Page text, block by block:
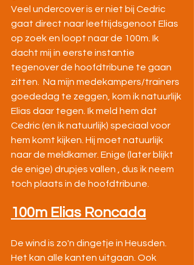
Veel undercover is er niet bij Cedric
gaat direct naar leeftijdsgenoot Elias
op zoek en loopt naar de 100m. Ik
dacht mij in eerste instantie
tegenover de hoofdtribune te gaan
zitten.  Na mijn medekampers/trainers
goededag te zeggen, kom ik natuurlijk
Elias daar tegen. Ik meld hem dat
Cedric (en ik natuurlijk) speciaal voor
hem komt kijken. Hij moet natuurlijk
naar de meldkamer. Enige (later blijkt
de enige) drupjes vallen , dus ik neem
toch plaats in de hoofdtribune.
100m Elias Roncada
De wind is zo'n dingetje in Heusden.
Het kan alle kanten uitgaan. Ook